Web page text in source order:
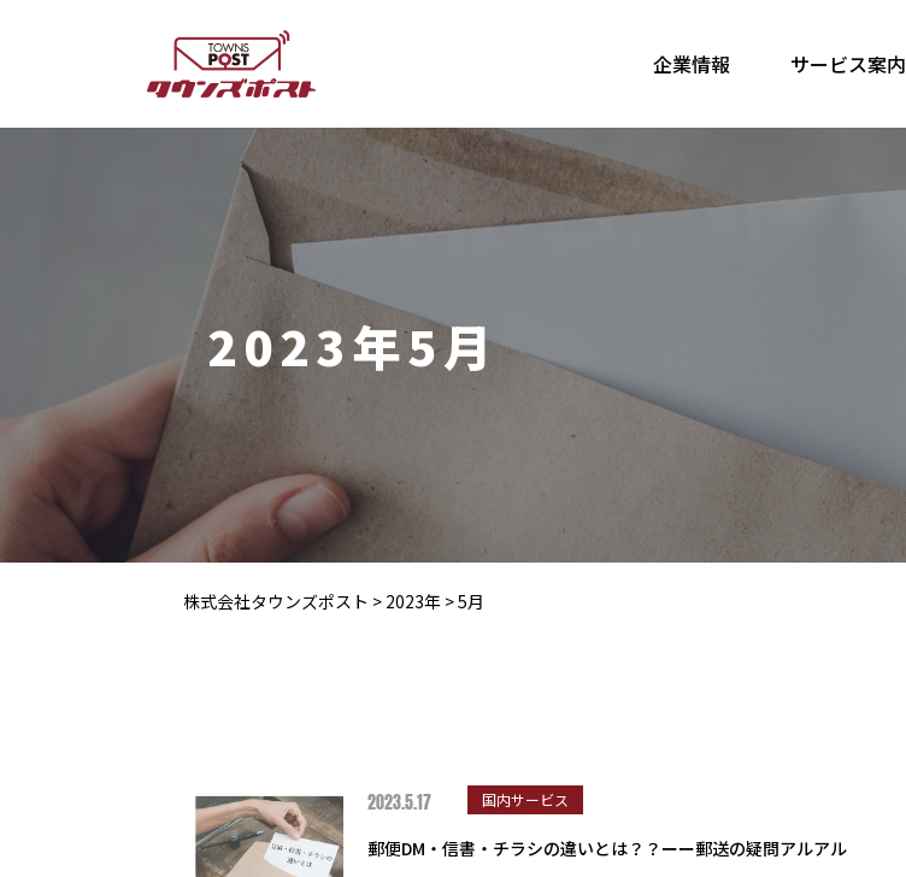
企業情報 サービス案内
2023年5月
株式会社タウンズポスト > 2023年 >5月
2023.5.17 国内サービス
郵便DM・信書・チラシの違いとは？？ーー郵送の疑問アルアル